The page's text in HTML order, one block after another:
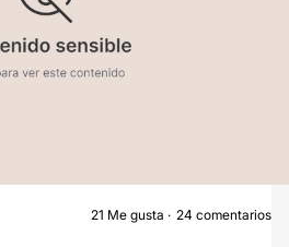
AUMENTO MAMAS
21 Me gusta 24 comentarios